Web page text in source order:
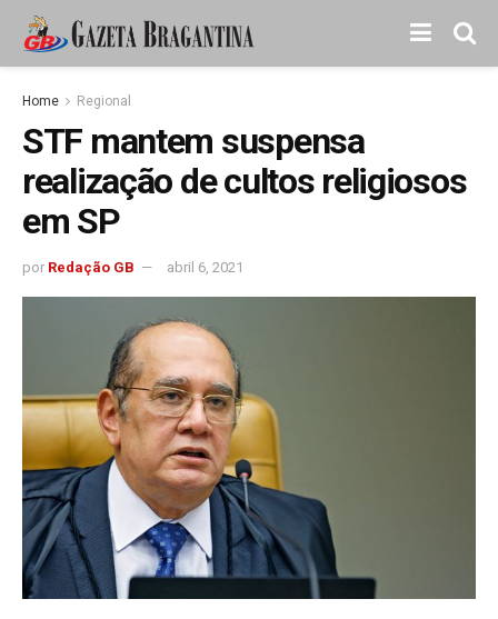
Home Regional
STF mantem suspensa
realização de cultos religiosos
em SP
por Redação GB abril 6, 2021